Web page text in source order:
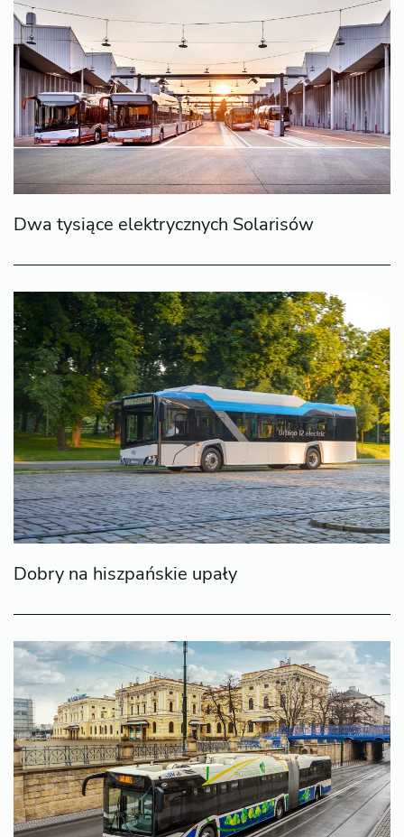
Dwa tysiące elektrycznych Solarisów
Dobry na hiszpańskie upały